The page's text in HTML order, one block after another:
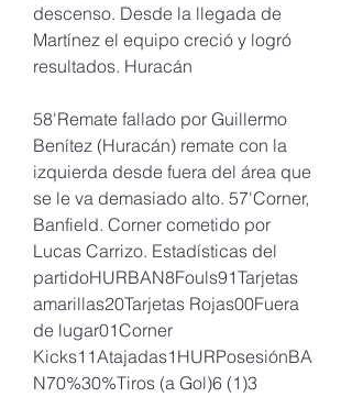
descenso. Desde la llegada de
Martínez el equipo creció y logró
resultados. Huracán
58'Remate fallado por Guillermo
Benítez (Huracán) remate con la
izquierda desde fuera del área que
se le va demasiado alto. 57'Corner,
Banfield. Corner cometido por
Lucas Carrizo. Estadísticas del
partidoHURBAN8Fouls91Tarjetas
amarillas20Tarjetas Rojas00Fuera
de lugar01Corner
Kicks11Atajadas1HURPosesiónBA
N70%30%Tiros (a Gol)6 (1)3